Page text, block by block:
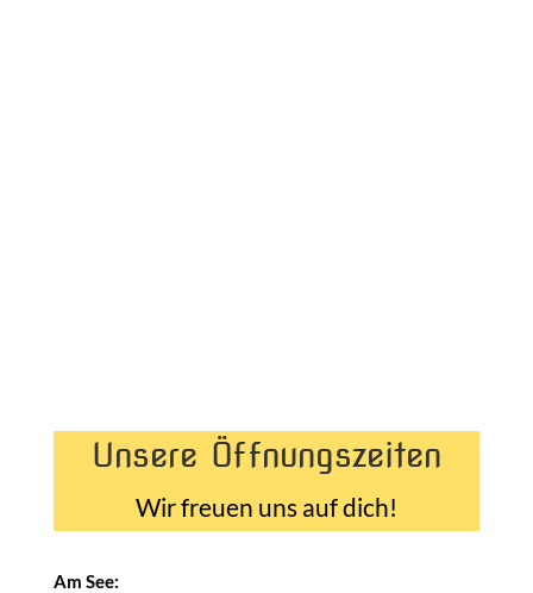
Unsere Öffnungszeiten
Wir freuen uns auf dich!
Am See: